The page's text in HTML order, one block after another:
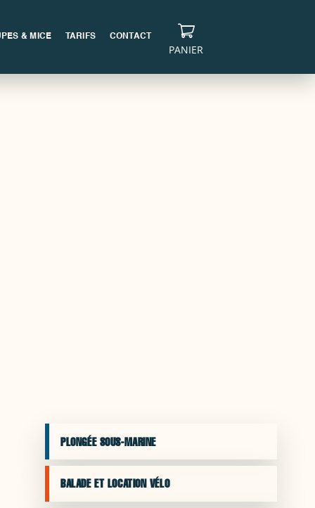
& MICE TARIFS CONTACT
PANIER
PLONGÉE SOUS-MARINE
BALADE ET LOCATION VÉLO